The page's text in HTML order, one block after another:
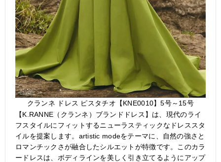
クランネ ドレス ピスタチオ【KNE0010】5号～15号
【K.RANNE（クランネ）ブランドドレス】は、現代のライ
フスタイルにフィットするニューラスティックなドレススタ
イルを提案します。artistic modeをテーマに、自然の強さと
ロマンチックさが融合したシルエットが特徴です。このカラ
ードレスは、ボディラインを美しく引き立てるようにアップ